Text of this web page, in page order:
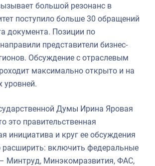
большой резонанс в
поступило больше 30 обращений
документа. Позиции по
представители бизнес-
Обсуждение с отраслевым
максимально открыто и на
уровней.
Думы Ирина Яровая
это правительственная
инициатива и круг ее обсуждения
расширить: включить федеральные
Минтруд, Минэкомразвития, ФАС,